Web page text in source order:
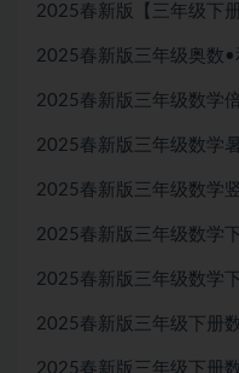
2025春新版【三年级下
2025春新版三年级奥数
2025春新版三年级数学
2025春新版三年级数学
2025春新版三年级数学
2025春新版三年级数学
2025春新版三年级数学
2025春新版三年级下册
2025春新版三年级下册